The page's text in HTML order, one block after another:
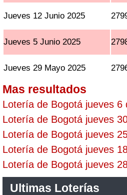
Jueves 12 Junio 2025
Jueves 5 Junio 2025
Jueves 29 Mayo 2025
Mas resultados
Lotería de Bogotá jueves 6
Lotería de Bogotá jueves
Lotería de Bogotá jueves
Lotería de Bogotá jueves
Lotería de Bogotá jueves
Ultimas Loterías